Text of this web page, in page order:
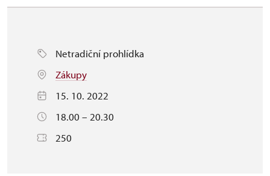
Netradiční prohlídka
Zákupy
15. 10. 2022
18.00 – 20.30
250